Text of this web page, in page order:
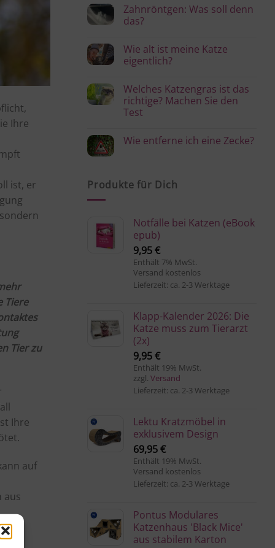
Ihre
ist, er
Tiere
Tier zu
Ihre
auf
aus
brauche
ich?
zu
Pflege
von
hält
es
lange
gesund?
Zahnröntgen: Was soll denn
das?
zu
Zahnröntgen:
Was
das?
Wie alt ist meine Katze
eigentlich?
zu
Wie
alt
eigentlich?
Welches Katzengras ist das
richtige? Machen Sie den
Test
zu
richtige?
Machen
Wie entferne ich eine Zecke?
entferne
Produkte für Dich
Notfälle bei Katzen (eBook
epub)
9,95€
Enthält 7% MwSt.
Versand kostenlos
Lieferzeit: ca. 2-3 Werktage
Klapp-Kalender 2026: Die
Katze muss zum Tierarzt
(2x)
9,95€
Enthält 19% MwSt.
zzgl. Versand
Lieferzeit: ca. 2-3 Werktage
Lektu Kratzmöbel in
exklusivem Design
69,95€
Enthält 19% MwSt.
Versand kostenlos
Lieferzeit: ca. 2-3 Werktage
Pontus Modulares
Katzenhaus 'Black Mice'
aus stabilem Karton